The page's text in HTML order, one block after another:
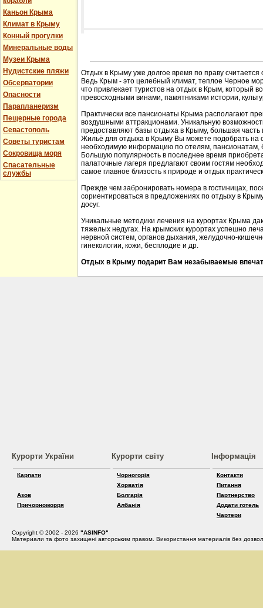
Каньон Крыма
Климат в Крыму
Конный прогулки
Минеральные воды
Музеи Крыма
Нудистские пляжи
Обсерватории
Опасности
Парапланеризм
Пещерные города
Севастополь
Советы туристам
Сокровища моря
Спасательные
службы
Лічільник відвідувачів
Отдых в Крыму уже долгое время по праву
Ведь Крым - это целебный климат, теплое Черное
что привлекает туристов на отдых в Крым, который
превосходными винами, памятниками истории,
Практически все пансионаты Крыма располагают
воздушными аттракционами. Уникальную
предоставляют базы отдыха в Крыму, большая
Жильё для отдыха в Крыму Вы можете подобрать на
необходимую информацию по отелям, пансионатам,
Большую популярность в последнее время
палаточные лагеря предлагают своим гостям
самое главное близость к природе и отдых
Прежде чем забронировать номера в гостиницах,
сориентироваться в предложениях по отдыху в
досуг.
Уникальные методики лечения на курортах Крыма
тяжелых недугах. На крымских курортах успешно
нервной систем, органов дыхания, желудочно-
гинекологии, кожи, бесплодие и др.
Отдых в Крыму подарит Вам незабываемые
Курорти України
Карпати
Азов
Причорноморря
Курорти світу
Чорногорія
Хорватія
Болгарія
Албанія
Інформація
Контакти
Питання
Партнерство
Додати готель
Чартери
Copyright © 2002 - 2026 "ASINFO"
Материали та фото захищені авторським правом. Використання материалів без